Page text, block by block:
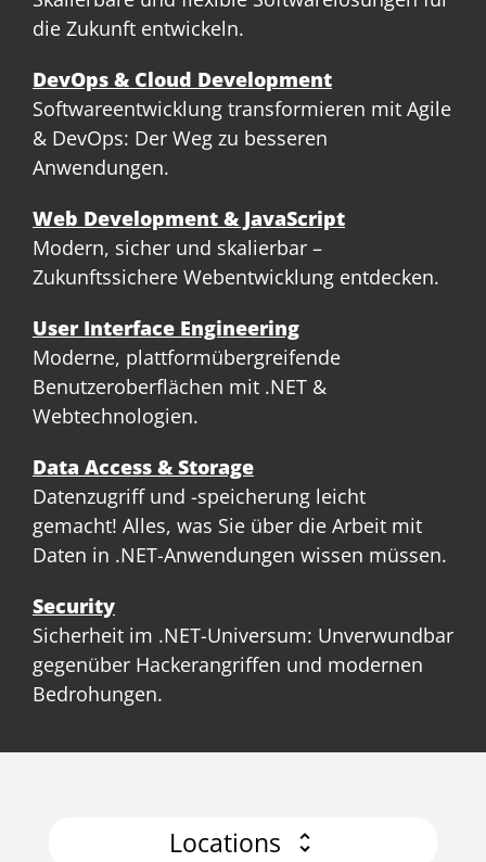
die Zukunft entwickeln.
DevOps & Cloud Development
Softwareentwicklung transformieren mit Agile
& DevOps: Der Weg zu besseren
Anwendungen.
Web Development & JavaScript
Modern, sicher und skalierbar –
Zukunftssichere Webentwicklung entdecken.
User Interface Engineering
Moderne, plattformübergreifende
Benutzeroberflächen mit .NET &
Webtechnologien.
Data Access & Storage
Datenzugriff und -speicherung leicht
gemacht! Alles, was Sie über die Arbeit mit
Daten in .NET-Anwendungen wissen müssen.
Security
Sicherheit im .NET-Universum: Unverwundbar
gegenüber Hackerangriffen und modernen
Bedrohungen.
Locations